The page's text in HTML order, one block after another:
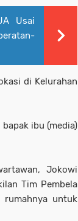
Usai
di Kelurahan
ibu (media)
Jokowi
Tim Pembela
untuk